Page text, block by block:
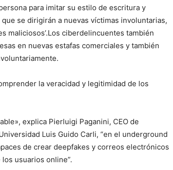
para imitar su estilo de escritura y
se dirigirán a nuevas víctimas involuntarias,
maliciosos’.Los ciberdelincuentes también
en nuevas estafas comerciales y también
la veracidad y legitimidad de los
explica Pierluigi Paganini, CEO de
Luis Guido Carli, “en el underground
de crear deepfakes y correos electrónicos
usuarios online”.